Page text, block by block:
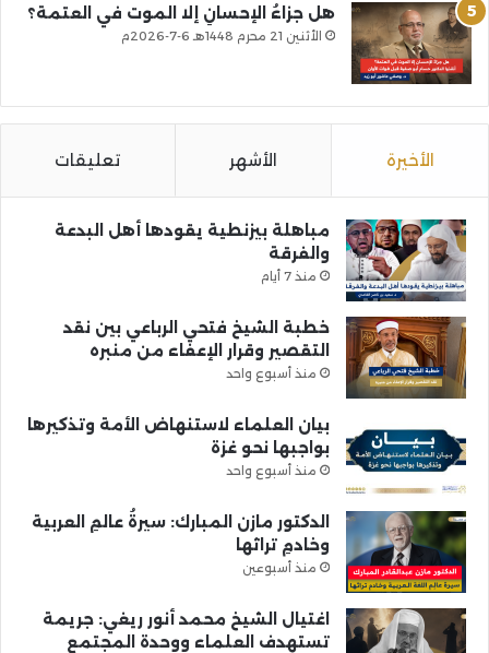
هل جزاءُ الإحسانِ إلا الموت في العتمة؟
الأثنين 21 محرم 1448هـ 6-7-2026م
الأخيرة الأشهر تعليقات
مباهلة بيزنطية يقودها أهل البدعة
والفرقة
منذ 7 أيام
خطبة الشيخ فتحي الرباعي بين نقد
التقصير وقرار الإعفاء من منبره
منذ أسبوع واحد
بيان العلماء لاستنهاض الأمة وتذكيرها
بواجبها نحو غزة
منذ أسبوع واحد
الدكتور مازن المبارك: سيرةُ عالمِ العربية
وخادمِ تراثها
منذ أسبوعين
اغتيال الشيخ محمد أنور ريغي: جريمة
تستهدف العلماء ووحدة المجتمع